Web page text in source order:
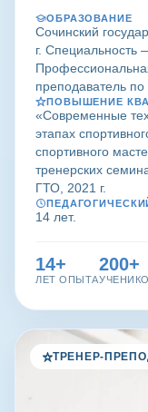
ОБРАЗОВАНИЕ
Сочинский
г. Специальность
преподаватель по
ПОВЫШЕНИЕ
«Современные
этапах
спортивного
тренерских
ГТО, 2021 г.
14 лет.
14+
ЛЕТ ОПЫТА
200+
ТРЕНЕР-